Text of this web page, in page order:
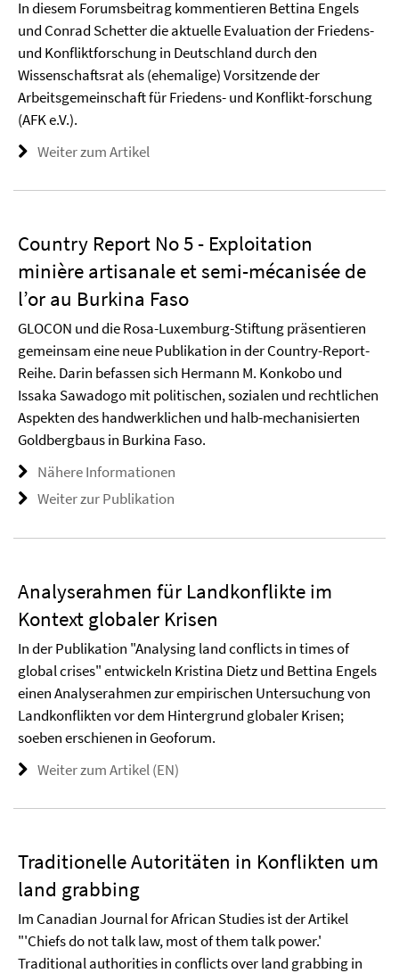
In diesem Forumsbeitrag kommentieren Bettina Engels
und Conrad Schetter die aktuelle Evaluation der Friedens-
und Konfliktforschung in Deutschland durch den
Wissenschaftsrat als (ehemalige) Vorsitzende der
Arbeitsgemeinschaft für Friedens- und Konflikt-forschung
(AFK e.V.).
Weiter zum Artikel
Country Report No 5 - Exploitation
minière artisanale et semi-mécanisée de
l’or au Burkina Faso
GLOCON und die Rosa-Luxemburg-Stiftung präsentieren
gemeinsam eine neue Publikation in der Country-Report-
Reihe. Darin befassen sich Hermann M. Konkobo und
Issaka Sawadogo mit politischen, sozialen und rechtlichen
Aspekten des handwerklichen und halb-mechanisierten
Goldbergbaus in Burkina Faso.
Nähere Informationen
Weiter zur Publikation
Analyserahmen für Landkonflikte im
Kontext globaler Krisen
In der Publikation "Analysing land conflicts in times of
global crises" entwickeln Kristina Dietz und Bettina Engels
einen Analyserahmen zur empirischen Untersuchung von
Landkonflikten vor dem Hintergrund globaler Krisen;
soeben erschienen in Geoforum.
Weiter zum Artikel (EN)
Traditionelle Autoritäten in Konflikten um
land grabbing
Im Canadian Journal for African Studies ist der Artikel
"'Chiefs do not talk law, most of them talk power.'
Traditional authorities in conflicts over land grabbing in